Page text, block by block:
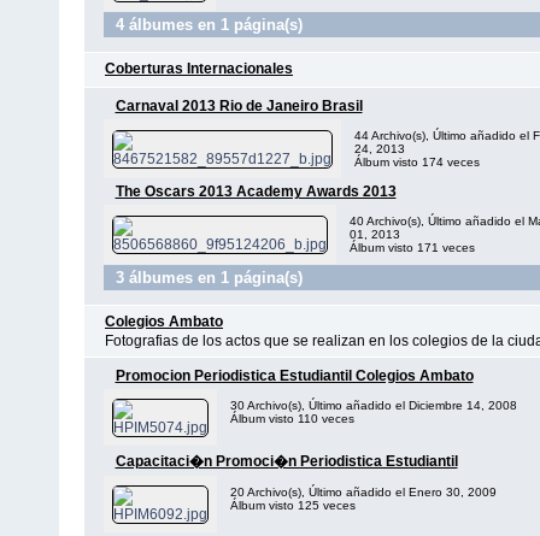
4 álbumes en 1 página(s)
Coberturas Internacionales
Carnaval 2013 Rio de Janeiro Brasil
44 Archivo(s), Último añadido el
24, 2013
Álbum visto 174 veces
The Oscars 2013 Academy Awards 2013
40 Archivo(s), Último añadido el
01, 2013
Álbum visto 171 veces
3 álbumes en 1 página(s)
Colegios Ambato
Fotografias de los actos que se realizan en los colegios de la
Promocion Periodistica Estudiantil Colegios Ambato
30 Archivo(s), Último añadido el Diciembre 14, 2008
Álbum visto 110 veces
Capacitaci�n Promoci�n Periodistica Estudiantil
20 Archivo(s), Último añadido el Enero 30, 2009
Álbum visto 125 veces